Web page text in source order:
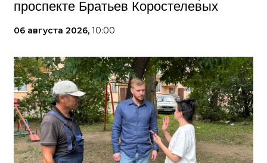
проспекте Братьев Коростелевых
06 августа 2026, 10:00